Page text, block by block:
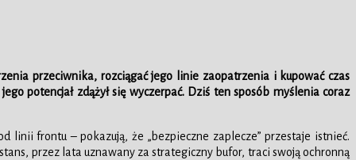
przeciwnika, rozciągać jego linie zaopatrzenia i kupować czas
potencjał zdążył się wyczerpać. Dziś ten sposób myślenia coraz
frontu – pokazują, że „bezpieczne zaplecze” przestaje istnieć.
przez lata uznawany za strategiczny bufor, traci swoją ochronną